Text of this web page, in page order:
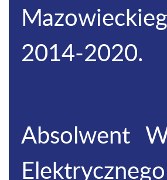
2014-2020.
Absolwent
Elektrycznego